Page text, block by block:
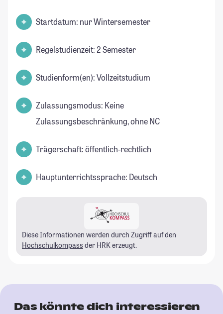
Startdatum: nur Wintersemester
Regelstudienzeit: 2 Semester
Studienform(en): Vollzeitstudium
Zulassungsmodus: Keine
Zulassungsbeschränkung, ohne NC
Trägerschaft: öffentlich-rechtlich
Hauptunterrichtssprache: Deutsch
Diese Informationen werden durch Zugriff auf den
Hochschulkompass der HRK erzeugt.
Das könnte dich interessieren